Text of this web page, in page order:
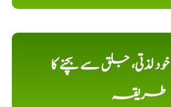
لذتی، جلق سے بچنے کا
طریقہ